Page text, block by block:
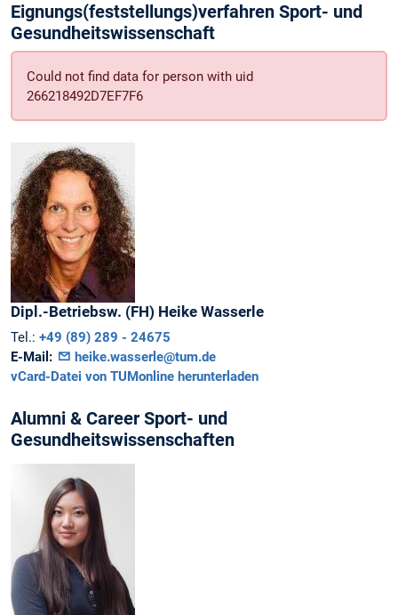
Eignungs(feststellungs)verfahren Sport- und
Gesundheitswissenschaft
Could not find data for person with uid
266218492D7EF7F6
Dipl.-Betriebsw. (FH) Heike Wasserle
Tel.: +49 (89) 289 - 24675
E-Mail:
heike.wasserle@tum.de
vCard-Datei von TUMonline herunterladen
Alumni & Career Sport- und
Gesundheitswissenschaften